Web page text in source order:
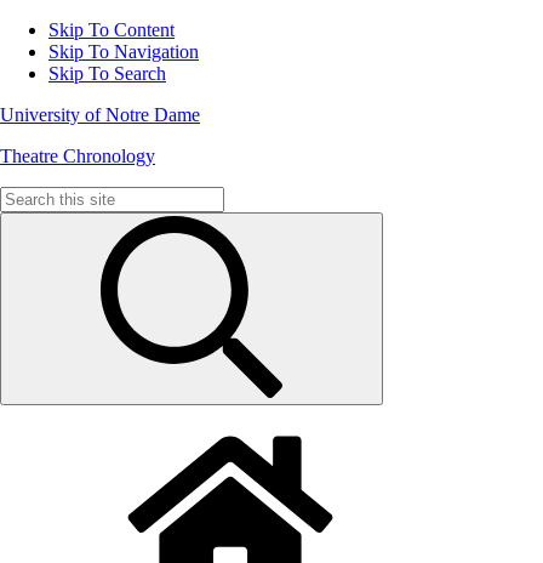
Skip To Content
Skip To Navigation
Skip To Search
University of Notre Dame
Theatre Chronology
Search
for: